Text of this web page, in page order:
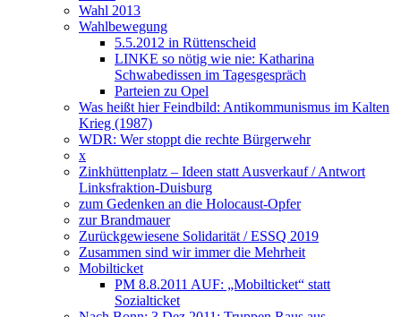
Wahl 2013
Wahlbewegung
5.5.2012 in Rüttenscheid
LINKE so nötig wie nie: Katharina
Schwabedissen im Tagesgespräch
Parteien zu Opel
Was heißt hier Feindbild: Antikommunismus im Kalten
Krieg (1987)
WDR: Wer stoppt die rechte Bürgerwehr
x
Zinkhüttenplatz – Ideen statt Ausverkauf / Antwort
Linksfraktion-Duisburg
zum Gedenken an die Holocaust-Opfer
zur Brandmauer
Zurückgewiesene Solidarität / ESSQ 2019
Zusammen sind wir immer die Mehrheit
Mobilticket
PM 8.8.2011 AUF: „Mobilticket“ statt
Sozialticket